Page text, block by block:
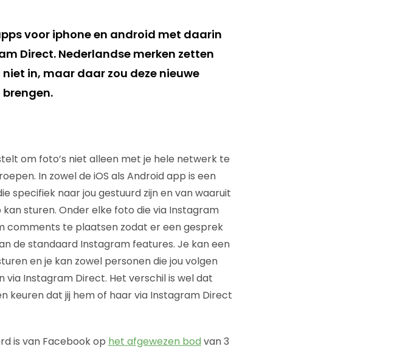
voor iphone en android met daarin
Direct. Nederlandse merken zetten
in, maar daar zou deze nieuwe
om foto’s niet alleen met je hele netwerk te
In zowel de iOS als Android app is een
specifiek naar jou gestuurd zijn en van waaruit
sturen. Onder elke foto die via Instagram
comments te plaatsen zodat er een gesprek
de standaard Instagram features. Je kan een
en je kan zowel personen die jou volgen
Instagram Direct. Het verschil is wel dat
keuren dat jij hem of haar via Instagram Direct
is van Facebook op het afgewezen bod van 3